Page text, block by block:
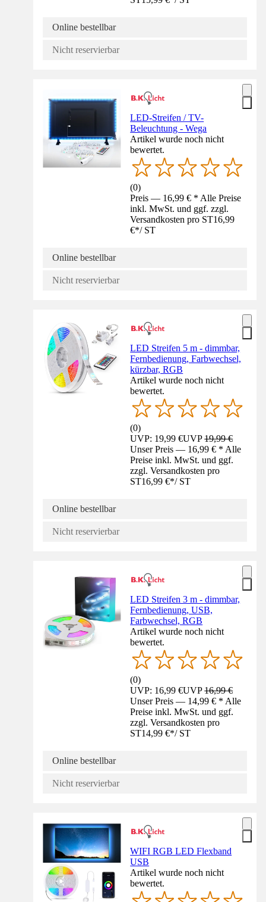
Online bestellbar
Nicht reservierbar
LED-Streifen / TV-
Beleuchtung - Wega
Artikel wurde noch nicht
bewertet.
(0)
Preis — 16,99 € * Alle Preise
inkl. MwSt. und ggf. zzgl.
Versandkosten pro ST16,99
€*/ ST
Online bestellbar
Nicht reservierbar
LED Streifen 5 m - dimmbar,
Fernbedienung, Farbwechsel,
kürzbar, RGB
Artikel wurde noch nicht
bewertet.
(0)
UVP: 19,99 €UVP19,99 €
Unser Preis — 16,99 € * Alle
Preise inkl. MwSt. und ggf.
zzgl. Versandkosten pro
ST16,99 €*/ ST
Online bestellbar
Nicht reservierbar
LED Streifen 3 m - dimmbar,
Fernbedienung, USB,
Farbwechsel, RGB
Artikel wurde noch nicht
bewertet.
(0)
UVP: 16,99 €UVP16,99 €
Unser Preis — 14,99 € * Alle
Preise inkl. MwSt. und ggf.
zzgl. Versandkosten pro
ST14,99 €*/ ST
Online bestellbar
Nicht reservierbar
WIFI RGB LED Flexband
USB
Artikel wurde noch nicht
bewertet.